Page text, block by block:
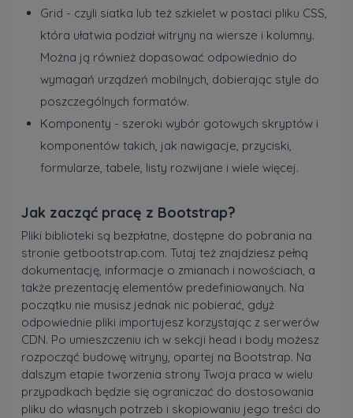
Grid - czyli siatka lub też szkielet w postaci pliku CSS,
która ułatwia podział witryny na wiersze i kolumny.
Można ją również dopasować odpowiednio do
wymagań urządzeń mobilnych, dobierając style do
poszczególnych formatów.
Komponenty - szeroki wybór gotowych skryptów i
komponentów takich, jak nawigacje, przyciski,
formularze, tabele, listy rozwijane i wiele więcej.
Jak zacząć pracę z Bootstrap?
Pliki biblioteki są bezpłatne, dostępne do pobrania na
stronie getbootstrap.com. Tutaj też znajdziesz pełną
dokumentację, informacje o zmianach i nowościach, a
także prezentację elementów predefiniowanych. Na
początku nie musisz jednak nic pobierać, gdyż
odpowiednie pliki importujesz korzystając z serwerów
CDN. Po umieszczeniu ich w sekcji head i body możesz
rozpocząć budowę witryny, opartej na Bootstrap. Na
dalszym etapie tworzenia strony Twoja praca w wielu
przypadkach będzie się ograniczać do dostosowania
pliku do własnych potrzeb i skopiowaniu jego treści do